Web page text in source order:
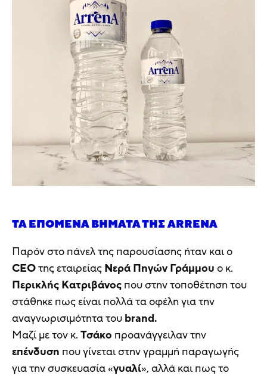
ΤΑ ΕΠΌΜΕΝΑ ΒΉΜΑΤΑ ΤΗΣ ARRENA
Παρόν στο πάνελ της παρουσίασης ήταν και ο
CEOτης εταιρείας Νερά Πηγών Γράμμου ο κ.
Περικλής Κατριβάνος που στην τοποθέτηση του
στάθηκε πως είναι πολλά τα οφέλη για την
αναγνωρισιμότητα του brand.
Μαζί με τον κ. Τσάκο προανάγγειλαν την
επένδυση που γίνεται στην γραμμή παραγωγής
για την συσκευασία «γυαλί», αλλά και πως το